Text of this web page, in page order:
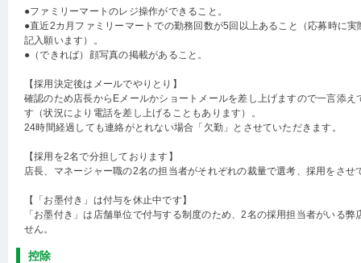
●ファミリーマートのレジ操作ができること。
●直近2カ月ファミリーマートでの勤務回数が5回以上あること（応募時に
記入願います）。
●（できれば）顔写真の掲載があること。
【採用決定後はメールでやりとり】
確認のため店長からEメールかショートメールを差し上げますので一言添え
す（状況により電話を差し上げることもあります）。
24時間経過しても連絡がとれない場合「欠勤」とさせていただきます。
【採用を2名で分担しております】
店長、マネージャー職の2名の担当者がそれぞれの裁量で選考、採用をさせ
【「お墨付き」は付与を休止中です】
「お墨付き」は店舗単位で付与する制度のため、2名の採用担当者がいる弊
せん。
控除